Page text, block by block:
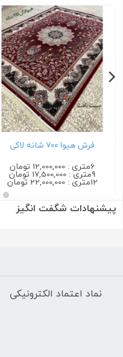
فرش هیوا ۷۰۰ شانه لاکی
6متری : 12,000,000 تومان
9متری : 17,500,000 تومان
12متری : 22,000,000 تومان
پیشنهادات شگفت انگیز
نماد اعتماد الکترونیکی